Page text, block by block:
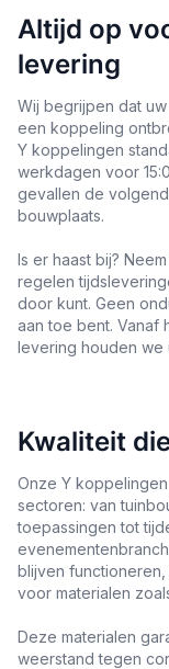
Altijd op
levering
Wij begrijpen dat
een koppeling
Y koppelingen
werkdagen voor
gevallen de
bouwplaats.
Is er haast bij?
regelen
door kunt. Geen
aan toe bent. Vanaf
levering houden we
Kwaliteit
Onze Y
sectoren: van
toepassingen tot
blijven
voor materialen
Deze materialen
weerstand tegen